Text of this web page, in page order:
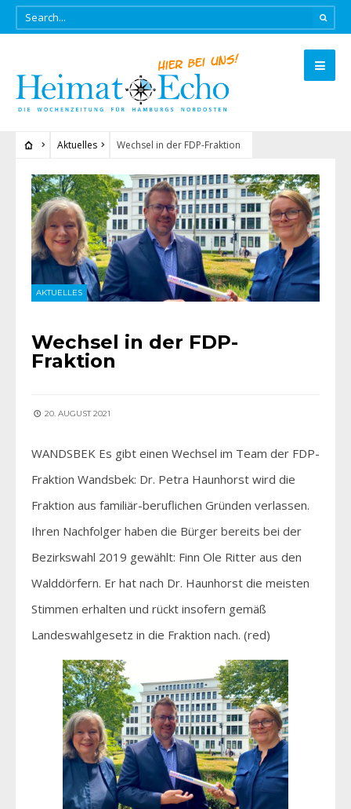
Aktuelles Wechsel in der FDP-Fraktion
AKTUELLES
Wechsel in der FDP-
Fraktion
20. AUGUST 2021
WANDSBEK Es gibt einen Wechsel im Team der FDP-
Fraktion Wandsbek: Dr. Petra Haunhorst wird die
Fraktion aus familiär-beruflichen Gründen verlassen.
Ihren Nachfolger haben die Bürger bereits bei der
Bezirkswahl 2019 gewählt: Finn Ole Ritter aus den
Walddörfern. Er hat nach Dr. Haunhorst die meisten
Stimmen erhalten und rückt insofern gemäß
Landeswahlgesetz in die Fraktion nach. (red)